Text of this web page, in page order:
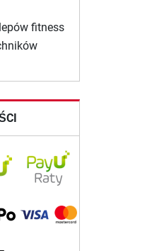
fitness